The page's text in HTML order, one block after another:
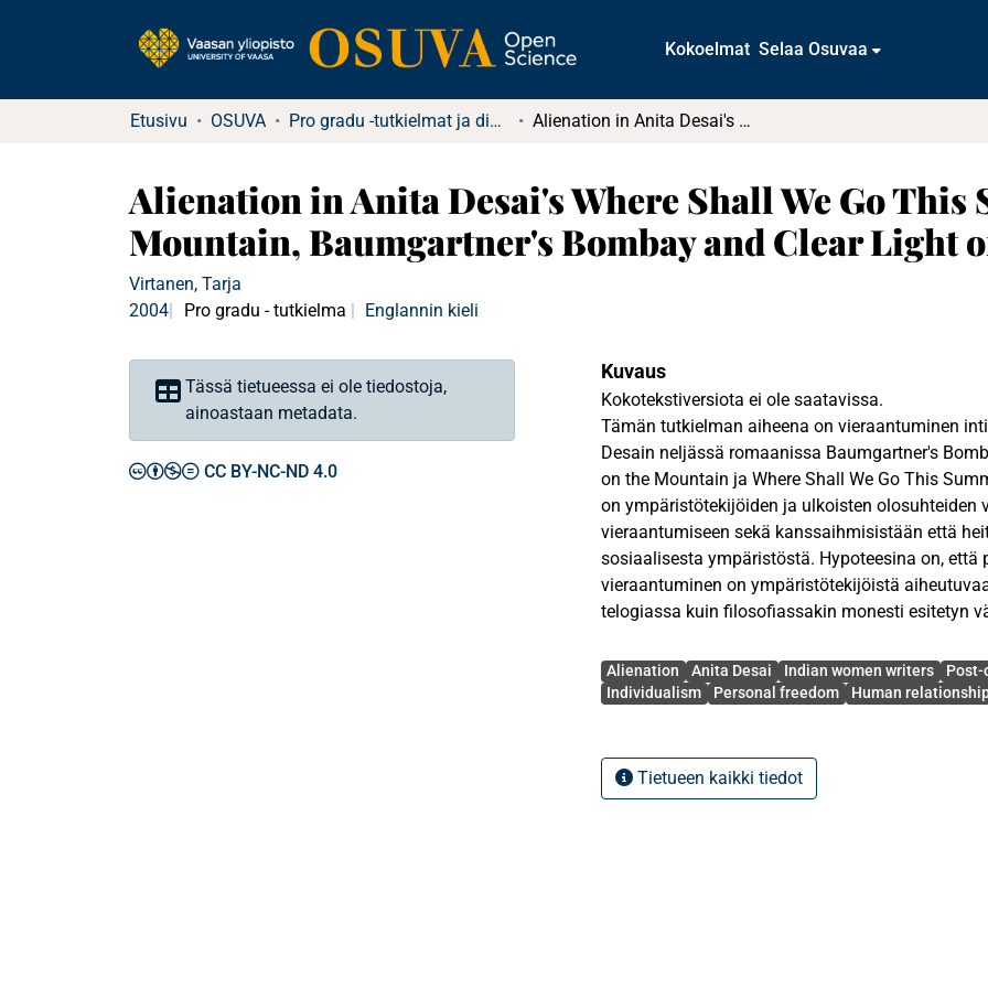
Kokoelmat Selaa Osuvaa
Etusivu OSUVA Pro gradu -tutkielmat ja diplomityöt Alienation in Anita Desai's Where Shall We Go This Summer? Fire on the Mountain, Baumgartner's Bombay and Clear Light of Day
Alienation in Anita Desai's Where Shall We Go This
Mountain, Baumgartner's Bombay and Clear Light
Virtanen, Tarja
2004
Pro gradu - tutkielma Englannin kieli
Tässä tietueessa ei ole tiedostoja,
ainoastaan metadata.
CC BY-NC-ND 4.0
Kuvaus
Kokotekstiversiota ei ole saatavissa.
Tämän tutkielman aiheena on vieraantuminen
Desain neljässä romaanissa Baumgartner's
on the Mountain ja Where Shall We Go This
on ympäristötekijöiden ja ulkoisten olosuhteiden
vieraantumiseen sekä kanssaihmisistään että
sosiaalisesta ympäristöstä. Hypoteesina on, että
vieraantuminen on ympäristötekijöistä
telogiassa kuin filosofiassakin monesti esitetyn
eksistentialistisen käsityksen mukaan
erityisiä syitä. Nykysosiologia ja sosiaalifilosofia
sosiaalinen ympäristö tarkoitetaan tässä sekä
kotiympäristöä, perhettä, sukulaisia, ystäviä että
Avainsanat
Alienation Anita Desai Indian women writers
Individualism
Personal freedom Human
Tietueen kaikki tiedot